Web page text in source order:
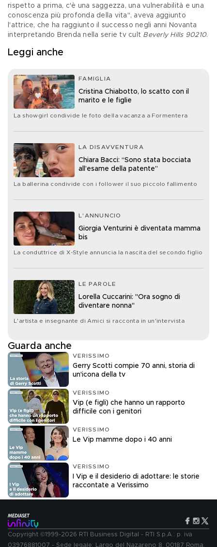
rispetto a prima, c'è una saggezza, una vulnerabilità e una
conoscenza più profonda della vita", aveva aggiunto
l'attrice, che ha raggiunto il successo negli anni Novanta
interpretando Brenda nella serie tv cult Beverly Hills 90210.
Leggi anche
FAMIGLIA
Cristina Chiabotto, lo scatto con il
marito e le figlie
La showgirl condivide le foto della vacanza a Formentera
LA DISAVVENTURA
Chiara Bacci: “Sono stata bocciata
all’esame della patente”
La ballerina condivide con i follower il suo piccolo fallimento
L'ANNUNCIO
Giorgia Venturini è diventata mamma
bis
La conduttrice di X-Style annuncia la nascita del secondo figlio
LE PAROLE
Lorella Cuccarini: "Ora sogno di
diventare nonna"
L'artista e insegnante di Amici si racconta in un'intervista
Guarda anche
VERISSIMO
Gerry Scotti compie 70 anni, storia di
un'icona della tv
VERISSIMO
Vip (e figli) che hanno un rapporto
difficile con i genitori
VERISSIMO
Le Vip mamme dopo i 40 anni
VERISSIMO
I Vip e il desiderio di adottare: le storie
raccontate a Verissimo
Copyright ©1999-2026 RTI Business Digital - RTI S.p.A.: p. iva
03976881007 - Sede legale: Largo del Nazareno 8, 00187 Roma.